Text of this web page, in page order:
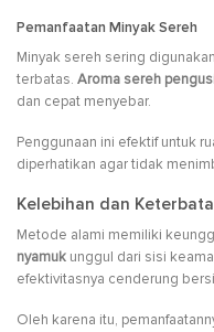
Pemanfaatan Minyak Sereh
Minyak sereh sering
terbatas. Aroma sereh
dan cepat menyebar.
Penggunaan ini efektif untuk
diperhatikan agar tidak
Kelebihan dan
Metode alami memiliki
nyamuk unggul dari sisi
efektivitasnya cenderung
Oleh karena itu,